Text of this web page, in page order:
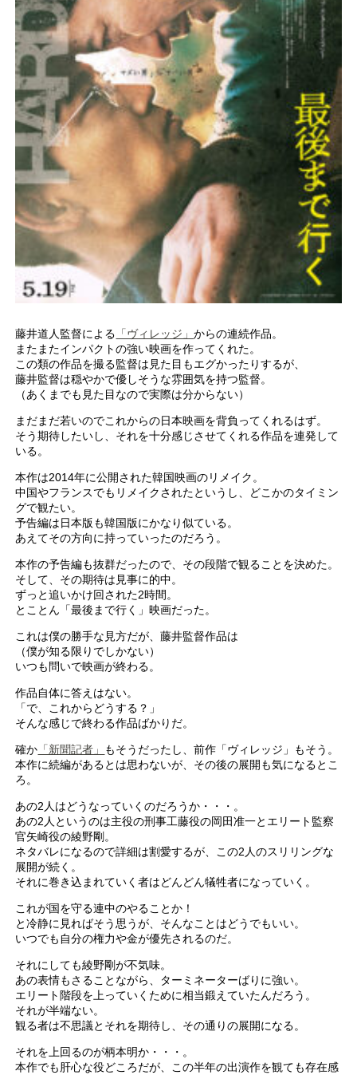
藤井道人監督による 「ヴィレッジ」からの連続作品。
またまたインパクトの強い映画を作ってくれた。
この類の作品を撮る監督は見た目もエグかったりするが、
藤井監督は穏やかで優しそうな雰囲気を持つ監督。
（あくまでも見た目なので実際は分からない）
まだまだ若いのでこれからの日本映画を背負ってくれるはず。
そう期待したいし、それを十分感じさせてくれる作品を連発して
いる。
本作は2014年に公開された韓国映画のリメイク。
中国やフランスでもリメイクされたというし、どこかのタイミン
グで観たい。
予告編は日本版も韓国版にかなり似ている。
あえてその方向に持っていったのだろう。
本作の予告編も抜群だったので、その段階で観ることを決めた。
そして、その期待は見事に的中。
ずっと追いかけ回された2時間。
とことん「最後まで行く」映画だった。
これは僕の勝手な見方だが、藤井監督作品は
（僕が知る限りでしかない）
いつも問いで映画が終わる。
作品自体に答えはない。
「で、これからどうする？」
そんな感じで終わる作品ばかりだ。
確か 「新聞記者」 もそうだったし、前作「ヴィレッジ」もそう。
本作に続編があるとは思わないが、その後の展開も気になるとこ
ろ。
あの2人はどうなっていくのだろうか・・・。
あの2人というのは主役の刑事工藤役の岡田准一とエリート監察
官矢崎役の綾野剛。
ネタバレになるので詳細は割愛するが、この2人のスリリングな
展開が続く。
それに巻き込まれていく者はどんどん犠牲者になっていく。
これが国を守る連中のやることか！
と冷静に見ればそう思うが、そんなことはどうでもいい。
いつでも自分の権力や金が優先されるのだ。
それにしても綾野剛が不気味。
あの表情もさることながら、ターミネーターばりに強い。
エリート階段を上っていくために相当鍛えていたんだろう。
それが半端ない。
観る者は不思議とそれを期待し、その通りの展開になる。
それを上回るのが柄本明か・・・。
本作でも肝心な役どころだが、この半年の出演作を観ても存在感